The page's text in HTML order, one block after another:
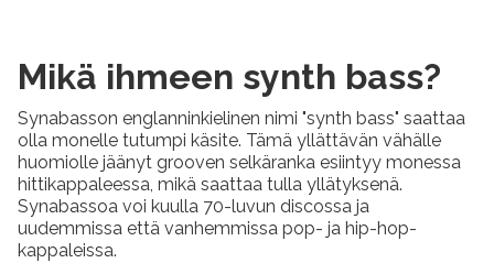
Mikä ihmeen synth bass?
Synabasson englanninkielinen nimi "synth bass" saattaa
olla monelle tutumpi käsite. Tämä yllättävän vähälle
huomiolle jäänyt grooven selkäranka esiintyy monessa
hittikappaleessa, mikä saattaa tulla yllätyksenä.
Synabassoa voi kuulla 70-luvun discossa ja
uudemmissa että vanhemmissa pop- ja hip-hop-
kappaleissa.